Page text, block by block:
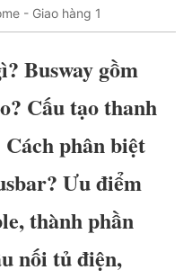
- Giao hàng 1
Busway gồm
Cấu tạo thanh
phân biệt
Ưu điểm
thành phần
nối tủ điện,